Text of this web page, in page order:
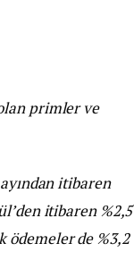
primler ve
itibaren
itibaren %2,5
ödemeler de %3,2